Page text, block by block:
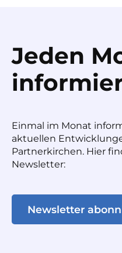
Jeden
Einmal im Monat
aktuellen
Partnerkirchen. Hier
Newsletter:
Newsletter